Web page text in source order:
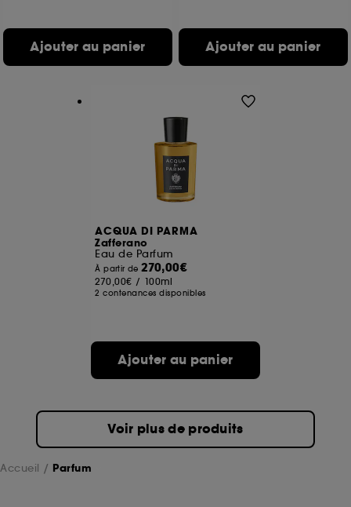
Ajouter au panier Ajouter au panier
ACQUA DI PARMA
Zafferano
Eau de Parfum
À partir de270,00€
270,00€ / 100ml
2 contenances disponibles
Ajouter au panier
Voir plus de produits
Accueil Parfum